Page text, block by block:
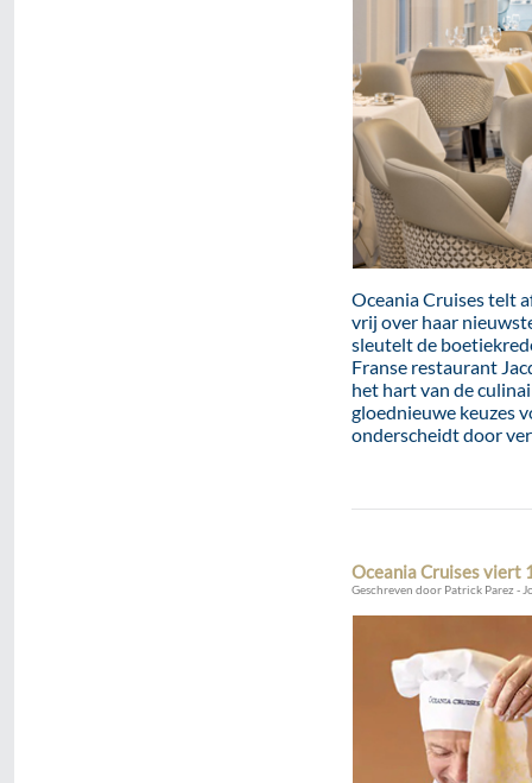
Oceania Cruises telt
vrij over haar
sleutelt de
Franse restaurant
het hart van de
gloednieuwe keuzes
onderscheidt door
Oceania Cruises viert
Geschreven door Patrick Parez -